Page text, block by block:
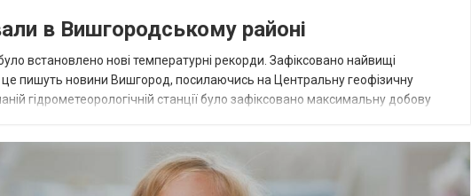
в Вишгородському районі
встановлено нові температурні рекорди. Зафіксовано найвищі
пишуть новини Вишгород, посилаючись на Центральну геофізичну
гідрометеорологічній станції було зафіксовано максимальну добову